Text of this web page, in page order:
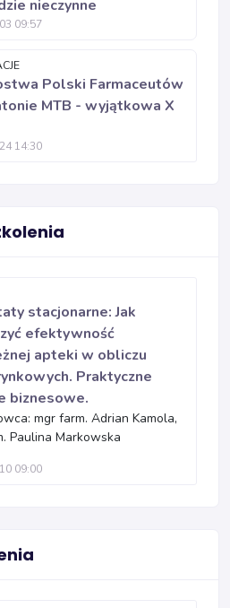
nieczynne
09:57
Polski Farmaceutów
MTB - wyjątkowa X
14:30
stacjonarne: Jak
efektywność
apteki w obliczu
Praktyczne
biznesowe.
mgr farm. Adrian Kamola,
Paulina Markowska
09:00